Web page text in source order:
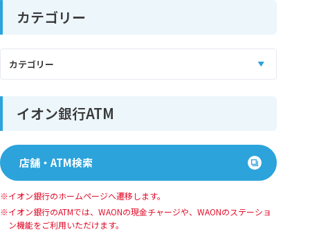
カテゴリー
イオン銀行ATM
店舗・ATM検索
イオン銀行のホームページへ遷移します。
イオン銀⾏のATMでは、WAONの現⾦チャージや、WAONのステーショ
ン機能をご利⽤いただけます。